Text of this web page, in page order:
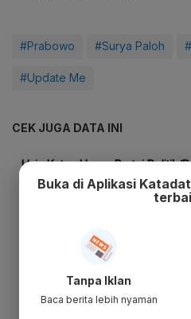
#Prabowo #Surya Paloh
#Update Me
CEK JUGA DATA INI
Buka di Aplikasi
Tanpa Iklan
Baca berita lebih nyaman